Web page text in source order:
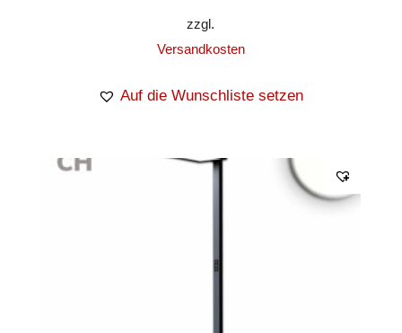
zzgl.
Versandkosten
Auf die Wunschliste setzen